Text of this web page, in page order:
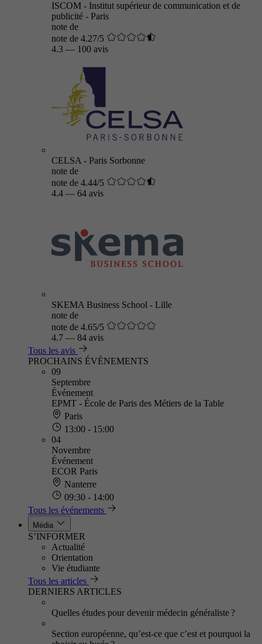
ISCOM - Institut supérieur de communication et de
publicité - Paris
note de
note de 4.27/5
4.3 — 100 avis
CELSA - Paris Sorbonne
note de
note de 4.44/5
4.4 — 64 avis
SKEMA Business School - Lille
note de
note de 4.65/5
4.7 — 84 avis
Tous les avis
PROCHAINS ÉVÈNEMENTS
09
Septembre
Événement
EPMT - École de Paris des Métiers de la Table
Paris
13:00 - 15:00
04
Novembre
Événement
ECOR Paris
Nanterre
09:30 - 14:00
Tous les événements
Média
S’INFORMER
Actualité
Orientation
Vie étudiante
Tous les articles
DERNIERS ARTICLES
Quelles études pour devenir médecin généraliste ?
Section européenne, qu’est-ce que c’est et pourquoi la